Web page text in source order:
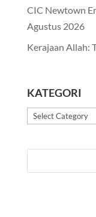
CIC Newtown
Agustus 2026
Kerajaan Allah:
KATEGORI
Kategori